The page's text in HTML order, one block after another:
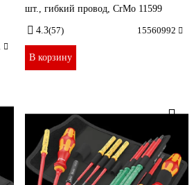
шт., гибкий провод, CrMo 11599
4.3(57) 15560992
В корзину